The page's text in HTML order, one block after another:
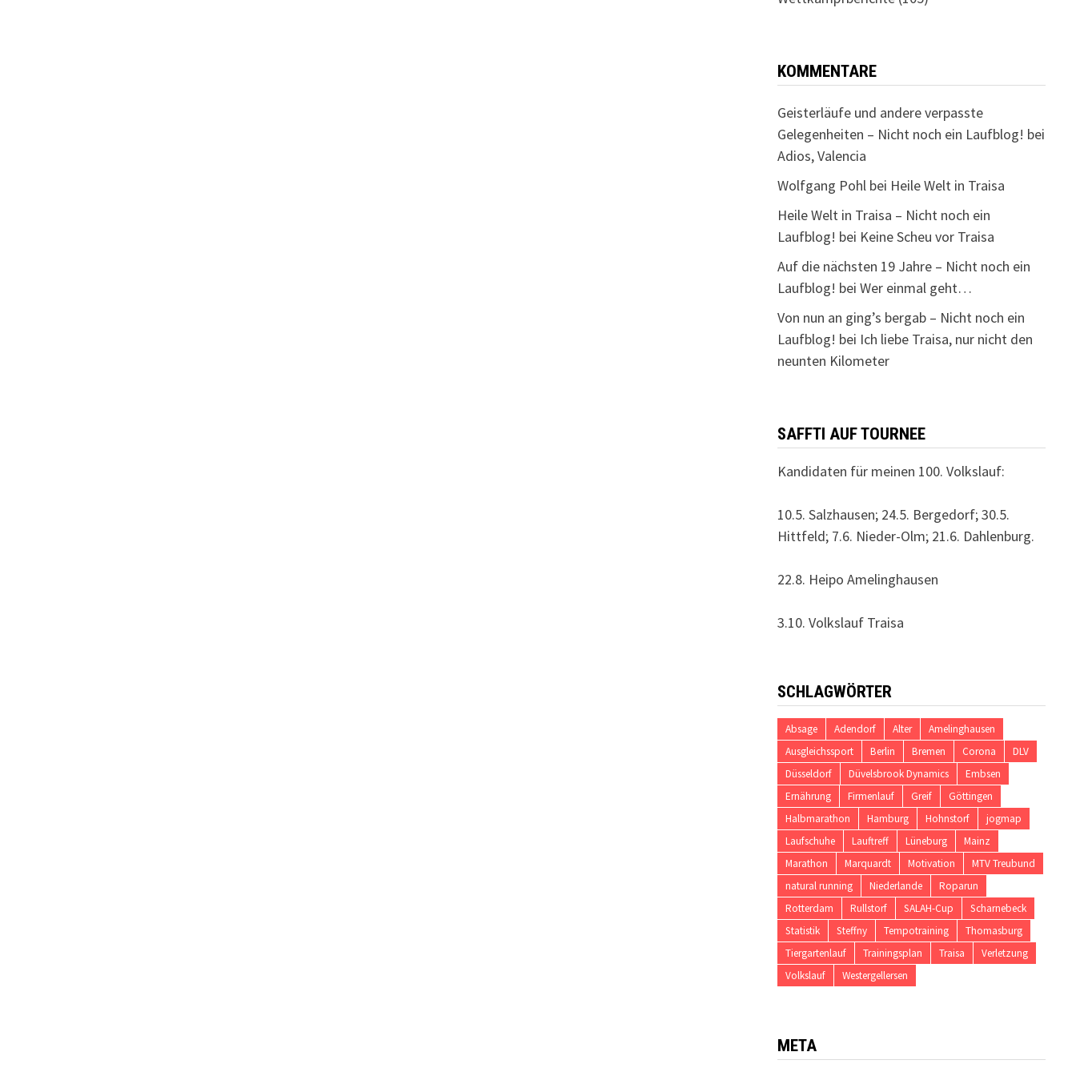
KOMMENTARE
Geisterläufe und andere verpasste
Gelegenheiten – Nicht noch ein Laufblog! bei
Adios, Valencia
Wolfgang Pohlbei Heile Welt in Traisa
Heile Welt in Traisa – Nicht noch ein
Laufblog! bei Keine Scheu vor Traisa
Auf die nächsten 19 Jahre – Nicht noch ein
Laufblog! bei Wer einmal geht…
Von nun an ging’s bergab – Nicht noch ein
Laufblog! bei Ich liebe Traisa, nur nicht den
neunten Kilometer
SAFFTI AUF TOURNEE
Kandidaten für meinen 100. Volkslauf:
10.5. Salzhausen; 24.5. Bergedorf; 30.5.
Hittfeld; 7.6. Nieder-Olm; 21.6. Dahlenburg.
22.8. Heipo Amelinghausen
3.10. Volkslauf Traisa
SCHLAGWÖRTER
Absage Adendorf Alter
Amelinghausen
Ausgleichssport
Berlin Bremen Corona
DLV
Düsseldorf
Düvelsbrook Dynamics
Embsen
Ernährung
Firmenlauf Greif
Göttingen
Halbmarathon
Hamburg Hohnstorf
jogmap
Laufschuhe
Lauftreff Lüneburg
Mainz
Marathon
Marquardt Motivation
MTV Treubund
natural running
Niederlande
Roparun
Rotterdam
Rullstorf SALAH-Cup
Scharnebeck
Statistik
Steffny Tempotraining
Thomasburg
Tiergartenlauf
Trainingsplan Traisa
Verletzung
Volkslauf
Westergellersen
META